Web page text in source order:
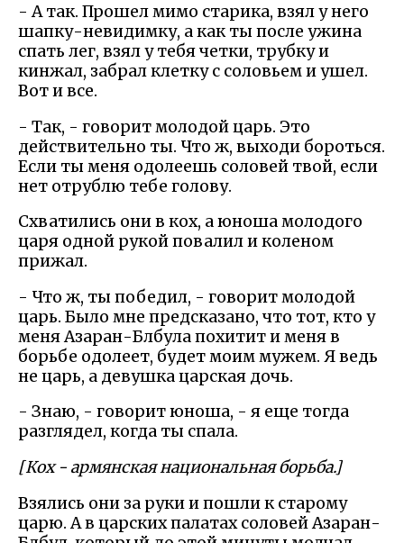
- А так. Прошел мимо старика, взял у него
шапку-невидимку, а как ты после ужина
спать лег, взял у тебя четки, трубку и
кинжал, забрал клетку с соловьем и ушел.
Вот и все.
- Так, - говорит молодой царь. Это
действительно ты. Что ж, выходи бороться.
Если ты меня одолеешь соловей твой, если
нет отрублю тебе голову.
Схватились они в кох, а юноша молодого
царя одной рукой повалил и коленом
прижал.
- Что ж, ты победил, - говорит молодой
царь. Было мне предсказано, что тот, кто у
меня Азаран-Блбула похитит и меня в
борьбе одолеет, будет моим мужем. Я ведь
не царь, а девушка царская дочь.
- Знаю, - говорит юноша, - я еще тогда
разглядел, когда ты спала.
[Кох - армянская национальная борьба.]
Взялись они за руки и пошли к старому
царю. А в царских палатах соловей Азаран-